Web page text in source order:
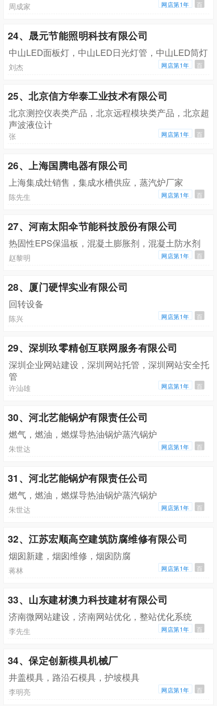
周成家 网店第1年 百
24、晟元节能照明科技有限公司
中山LED面板灯，中山LED日光灯管，中山LED筒灯
刘杰 网店第1年 百
25、北京信方华泰工业技术有限公司
北京测控仪表类产品，北京远程模块类产品，北京超
声波液位计
张 网店第1年 百
26、上海国腾电器有限公司
上海集成灶销售，集成水槽供应，蒸汽炉厂家
陈先生 网店第1年 百
27、河南太阳伞节能科技股份有限公司
热固性EPS保温板，混凝土膨胀剂，混凝土防水剂
赵黎明 网店第1年 百
28、厦门硬悍实业有限公司
回转设备
陈兴 网店第1年 百
29、深圳玖零精创互联网服务有限公司
深圳企业网站建设，深圳网站托管，深圳网站安全托
管
许汕雄 网店第1年 百
30、河北艺能锅炉有限责任公司
燃气，燃油，燃煤导热油锅炉蒸汽锅炉
朱世达 网店第1年 百
31、河北艺能锅炉有限责任公司
燃气，燃油，燃煤导热油锅炉蒸汽锅炉
朱世达 网店第1年 百
32、江苏宏顺高空建筑防腐维修有限公司
烟囱新建，烟囱维修，烟囱防腐
蒋林 网店第1年 百
33、山东建材澳力科技建材有限公司
济南微网站建设，济南网站优化，整站优化系统
李先生 网店第1年 百
34、保定创新模具机械厂
井盖模具，路沿石模具，护坡模具
李明亮 网店第1年 百